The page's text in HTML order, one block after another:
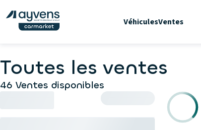
VéhiculesVentes
Toutes les ventes
46 Ventes disponibles